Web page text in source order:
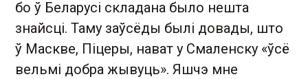
бо ў Беларусі складана было нешта
знайсці. Таму заўсёды былі довады, што
ў Маскве, Піцеры, нават у Смаленску «ўсё
вельмі добра жывуць». Яшчэ мне